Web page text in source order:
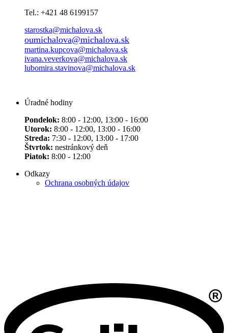
Tel.: +421 48 6199157
starostka@michalova.sk
oumichalova@michalova.sk
martina.kupcova@michalova.sk
ivana.veverkova@michalova.sk
lubomira.stavinova@michalova.sk
Úradné hodiny
Pondelok: 8:00 - 12:00, 13:00 - 16:00
Utorok: 8:00 - 12:00, 13:00 - 16:00
Streda: 7:30 - 12:00, 13:00 - 17:00
Štvrtok: nestránkový deň
Piatok: 8:00 - 12:00
Odkazy
Ochrana osobných údajov